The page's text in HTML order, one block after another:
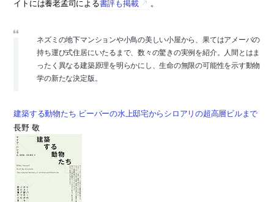
イトには養老孟司による書評も掲載 。
ネズミの地下マンションや小鳥の美しい小屋から、果てはアメーバの
持ち運び式住居にいたるまで、数々の驚きの実例を紹介。人間とはま
ったく異なる建築原理を明らかにし、生命の無限の可能性を示す動物
学の新たな決定版。
建築する動物たち ビーバーの水上邸宅からシロアリの超高層ビルまで
長野 敬